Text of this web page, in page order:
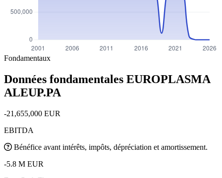
Fondamentaux
Données fondamentales EUROPLASMA
ALEUP.PA
-21,655,000 EUR
EBITDA
Bénéfice avant intérêts, impôts, dépréciation et amortissement.
-5.8 M EUR